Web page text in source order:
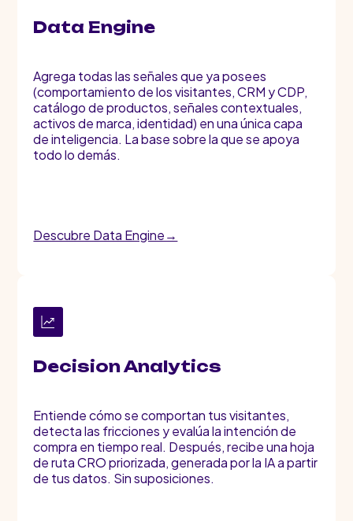
Data Engine
Agrega todas las señales que ya posees
(comportamiento de los visitantes, CRM y CDP,
catálogo de productos, señales contextuales,
activos de marca, identidad) en una única capa
de inteligencia. La base sobre la que se apoya
todo lo demás.
Descubre Data Engine→
Decision Analytics
Entiende cómo se comportan tus visitantes,
detecta las fricciones y evalúa la intención de
compra en tiempo real. Después, recibe una hoja
de ruta CRO priorizada, generada por la IA a partir
de tus datos. Sin suposiciones.